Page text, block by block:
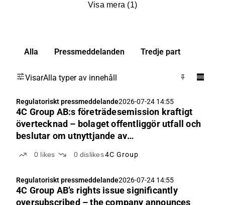
Visa mera (1)
Alla Pressmeddelanden Tredje part
VisarAlla typer av innehåll
Regulatoriskt pressmeddelande2026-07-24 14:55
4C Group AB:s företrädesemission kraftigt
övertecknad – bolaget offentliggör utfall och
beslutar om utnyttjande av
0 likes 0 dislikes4C Group
Regulatoriskt pressmeddelande2026-07-24 14:55
4C Group AB’s rights issue significantly
oversubscribed – the company announces